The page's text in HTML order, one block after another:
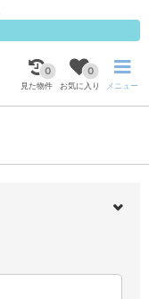
0
見た物件
0
お気に入り メニュー